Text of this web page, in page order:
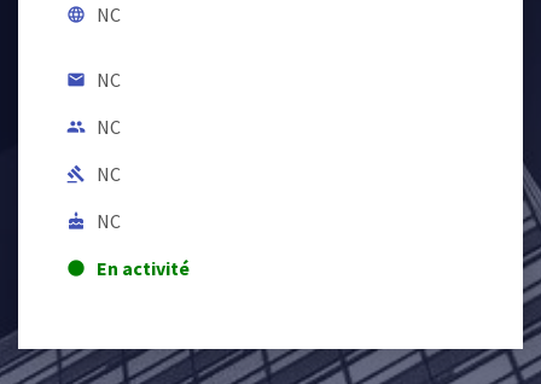
language NC
email NC
people NC
gavel NC
cake NC
lens En activité